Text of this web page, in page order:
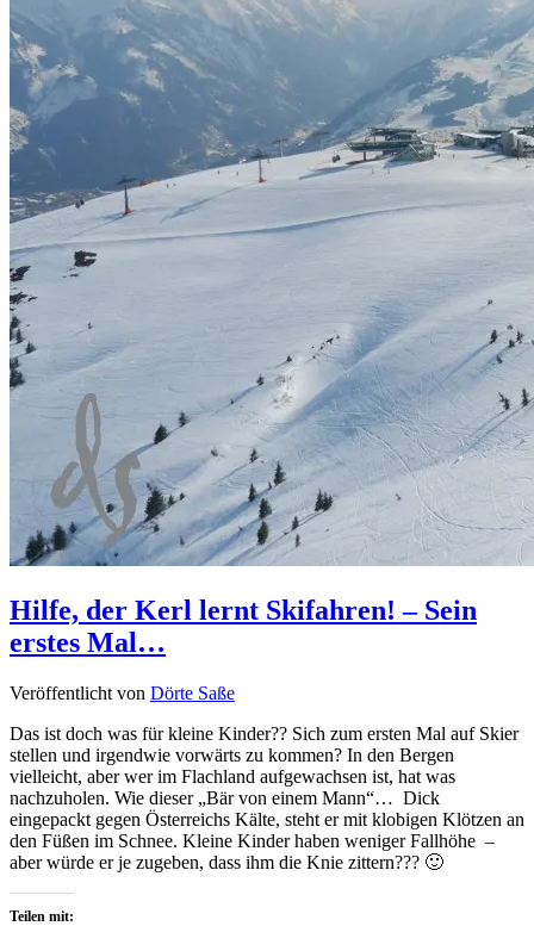
Hilfe, der Kerl lernt Skifahren! – Sein
erstes Mal…
Veröffentlicht von Dörte Saße
Das ist doch was für kleine Kinder?? Sich zum ersten Mal auf Skier
stellen und irgendwie vorwärts zu kommen? In den Bergen
vielleicht, aber wer im Flachland aufgewachsen ist, hat was
nachzuholen. Wie dieser „Bär von einem Mann“… Dick
eingepackt gegen Österreichs Kälte, steht er mit klobigen Klötzen an
den Füßen im Schnee. Kleine Kinder haben weniger Fallhöhe –
aber würde er je zugeben, dass ihm die Knie zittern??? 🙂
Teilen mit: